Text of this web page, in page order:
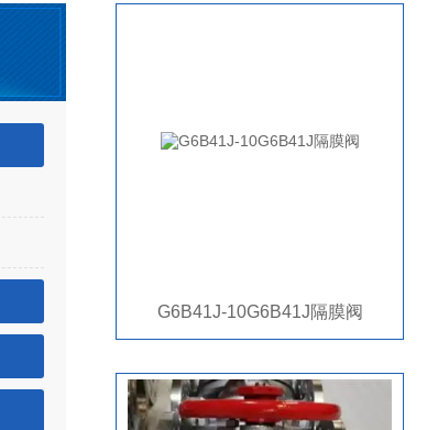
G6B41J-10G6B41J隔膜阀